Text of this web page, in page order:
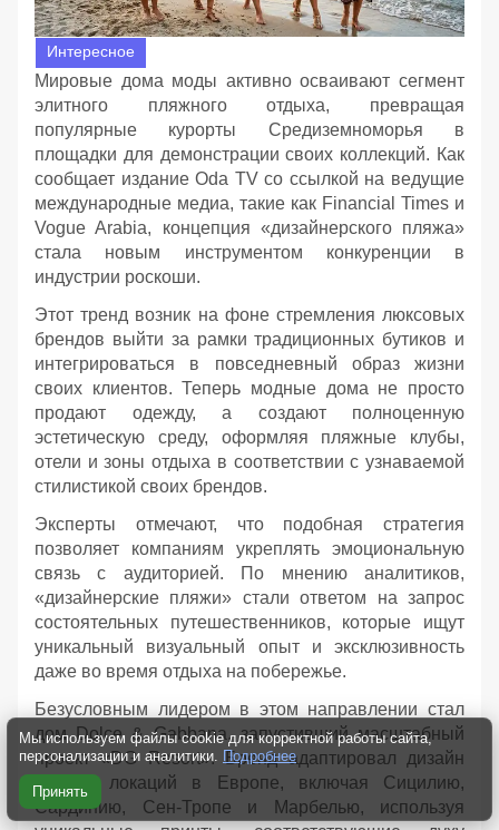
Интересное
Мировые дома моды активно осваивают сегмент
элитного пляжного отдыха, превращая
популярные курорты Средиземноморья в
площадки для демонстрации своих коллекций. Как
сообщает издание Oda TV со ссылкой на ведущие
международные медиа, такие как Financial Times и
Vogue Arabia, концепция «дизайнерского пляжа»
стала новым инструментом конкуренции в
индустрии роскоши.
Этот тренд возник на фоне стремления люксовых
брендов выйти за рамки традиционных бутиков и
интегрироваться в повседневный образ жизни
своих клиентов. Теперь модные дома не просто
продают одежду, а создают полноценную
эстетическую среду, оформляя пляжные клубы,
отели и зоны отдыха в соответствии с узнаваемой
стилистикой своих брендов.
Эксперты отмечают, что подобная стратегия
позволяет компаниям укреплять эмоциональную
связь с аудиторией. По мнению аналитиков,
«дизайнерские пляжи» стали ответом на запрос
состоятельных путешественников, которые ищут
уникальный визуальный опыт и эксклюзивность
даже во время отдыха на побережье.
Безусловным лидером в этом направлении стал
дом Dolce & Gabbana, запустивший масштабный
проект «DG Resort». Бренд адаптировал дизайн
восьми локаций в Европе, включая Сицилию,
Сардинию, Сен-Тропе и Марбелью, используя
Мы используем файлы cookie для корректной работы сайта,
персонализации и аналитики. Подробнее
Принять